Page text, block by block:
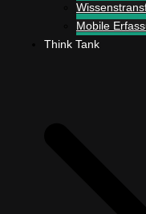
Mobile
Think Tank